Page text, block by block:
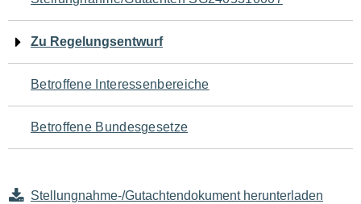
für
den
Seiteninhalt
Zu Regelungsentwurf
Betroffene Interessenbereiche
Betroffene Bundesgesetze
Stellungnahme-/Gutachtendokument herunterladen